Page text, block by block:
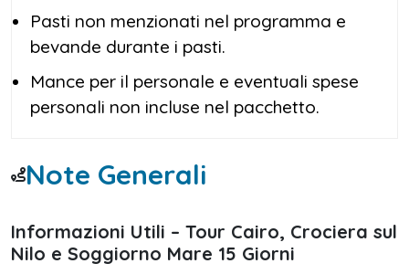
Pasti non menzionati nel programma e
bevande durante i pasti.
Mance per il personale e eventuali spese
personali non incluse nel pacchetto.
Note Generali
Informazioni Utili – Tour Cairo, Crociera sul
Nilo e Soggiorno Mare 15 Giorni